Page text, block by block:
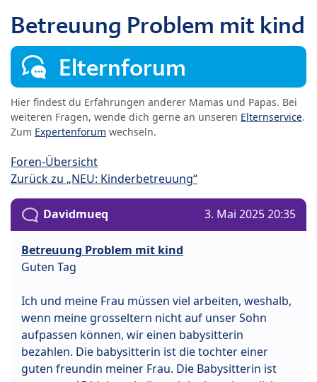
Betreuung Problem mit kind
Elternforum
Hier findest du Erfahrungen anderer Mamas und Papas. Bei
weiteren Fragen, wende dich gerne an unseren Elternservice.
Zum Expertenforum wechseln.
Foren-Übersicht
Zurück zu „NEU: Kinderbetreuung“
Davidmueq 3. Mai 2025 20:35
Betreuung Problem mit kind
Guten Tag
Ich und meine Frau müssen viel arbeiten, weshalb,
wenn meine grosseltern nicht auf unser Sohn
aufpassen können, wir einen babysitterin
bezahlen. Die babysitterin ist die tochter einer
guten freundin meiner Frau. Die Babysitterin ist